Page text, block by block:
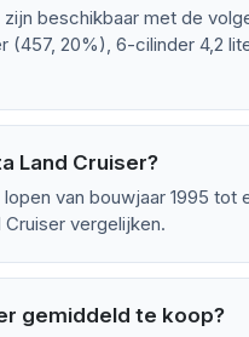
beschikbaar met de
(457, 20%), 6-cilinder 4,2
Land Cruiser?
van bouwjaar 1995 tot
vergelijken.
gemiddeld te koop?